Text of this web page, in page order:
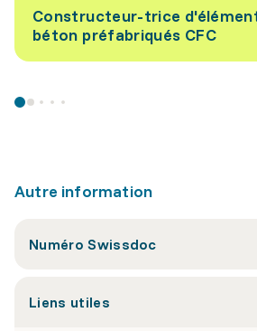
Constructeur-trice
béton préfabriqués CFC
Autre information
Numéro Swissdoc
Liens utiles